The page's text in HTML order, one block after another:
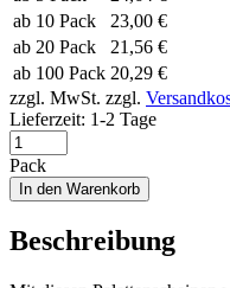
ab 10 Pack
23,00 €
ab 20 Pack
21,56 €
ab 100 Pack 20,29 €
zzgl. MwSt. zzgl.
Lieferzeit: 1-2 Tage
Pack
In den Warenkorb
Beschreibung